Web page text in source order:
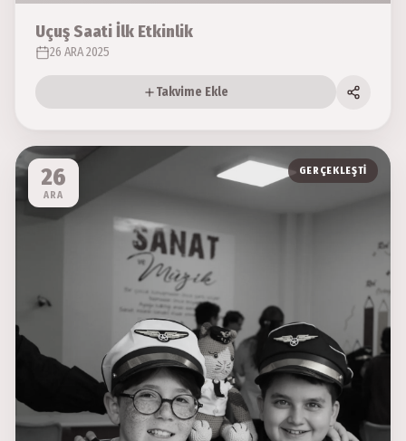
Uçuş Saati İlk Etkinlik
26 ARA 2025
Takvime Ekle
26
ARA
GERÇEKLEŞTI